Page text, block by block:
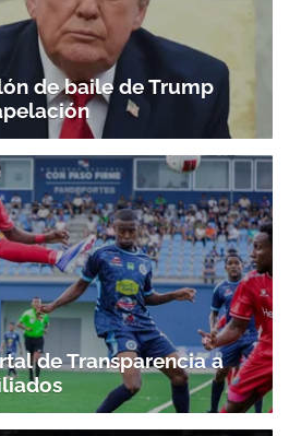
de baile de Trump
de Transparencia a